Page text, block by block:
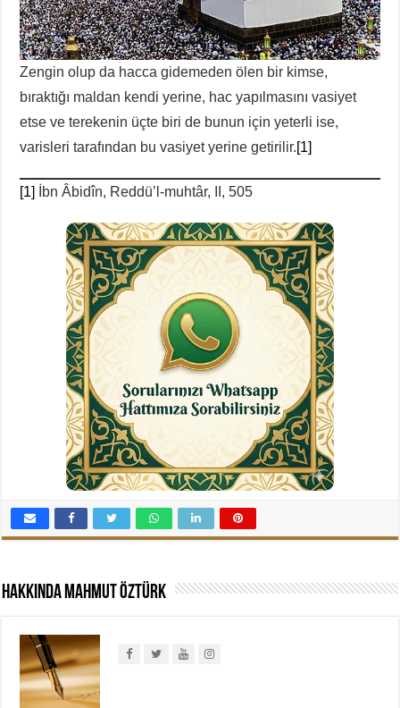
Zengin olup da hacca gidemeden ölen bir kimse,
bıraktığı maldan kendi yerine, hac yapılmasını vasiyet
etse ve terekenin üçte biri de bunun için yeterli ise,
varisleri tarafından bu vasiyet yerine getirilir.[1]
[1] İbn Âbidîn, Reddü’l-muhtâr, II, 505
Hakkında Mahmut Öztürk